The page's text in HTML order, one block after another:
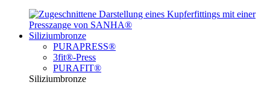
Siliziumbronze
PURAPRESS®
3fit®-Press
PURAFIT®
Siliziumbronze